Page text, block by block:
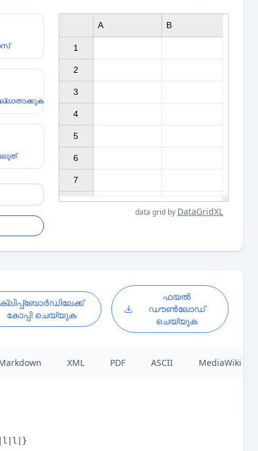
data grid by DataGridXL
1
2
3
4
5
6
7
A B
ക്ലിപ്പ്ബോർഡിലേക്ക്
കോപ്പി ചെയ്യുക
ഫയൽ
ഡൗൺലോഡ്
ചെയ്യുക
XML PDF ASCII MediaWiki